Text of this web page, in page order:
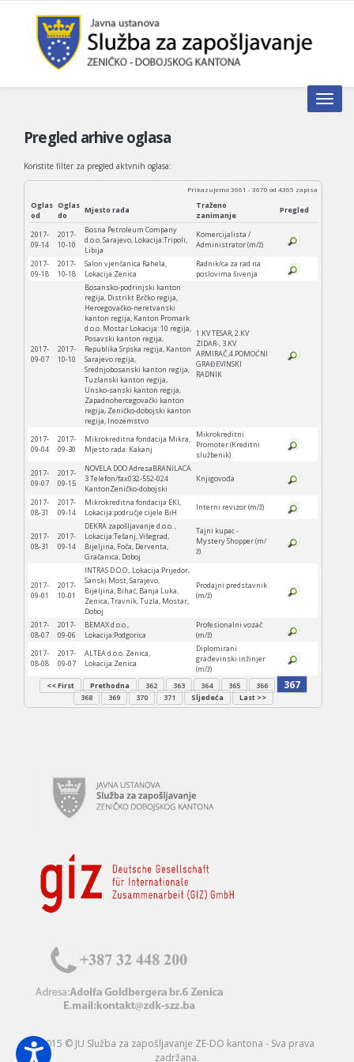
Toggle
Pregled arhive oglasa
Koristite filter za pregled aktvnih oglasa:
Prikazujemo 3661 - 3670 od 4365 zapisa
Oglas
od
Oglas
do
Mjesto rada
Traženo
zanimanje
Pregled
2017-
09-14
2017-
10-10
Bosna Petroleum Company
d.o.o. Sarajevo, Lokacija:Tripoli,
Libija
Komercijalista /
Administrator (m/ž)
2017-
09-18
2017-
10-18
Salon vjenčanica Rahela,
Lokacija:Zenica
Radnik/ca za rad na
poslovima šivenja
2017-
09-07
2017-
10-10
Bosansko-podrinjski kanton
regija, Distrikt Brčko regija,
Hercegovačko-neretvanski
kanton regija, Kanton Promark
d.o.o. Mostar Lokacija: 10 regija,
Posavski kanton regija,
Republika Srpska regija, Kanton
Sarajevo regija,
Srednjobosanski kanton regija,
Tuzlanski kanton regija,
Unsko-sanski kanton regija,
Zapadnohercegovački kanton
regija, Zeničko-dobojski kanton
regija, Inozemstvo
1.KV TESAR, 2.KV
ZIDAR-, 3.KV
ARMIRAČ,4.POMOĆNI
GRAĐEVINSKI
RADNIK
2017-
09-04
2017-
09-30
Mikrokreditna fondacija Mikra,
Mjesto rada: Kakanj
Mikrokreditni
Promoter (Kreditni
službenik)
2017-
09-07
2017-
09-15
NOVELA DOO AdresaBRANILACA
3 Telefon/fax032-552-024
KantonZeničko-dobojski
Knjigovođa
2017-
08-31
2017-
09-14
Mikrokreditna fondacija EKI,
Lokacija:područje cijele BiH
Interni revizor (m/ž)
2017-
08-31
2017-
09-14
DEKRA zapošljavanje d.o.o. ,
Lokacija:Tešanj, Višegrad,
Bijeljina, Foča, Derventa,
Gračanica, Doboj
Tajni kupac -
Mystery Shopper (m/
ž)
2017-
09-01
2017-
10-01
INTRAS D.O.O., Lokacija:Prijedor,
Sanski Most, Sarajevo,
Bijeljina, Bihać, Banja Luka,
Zenica, Travnik, Tuzla, Mostar,
Doboj
Prodajni predstavnik
(m/ž)
2017-
08-07
2017-
09-06
BEMAX d.o.o.,
Lokacija:Podgorica
Profesionalni vozač
(m/ž)
2017-
08-08
2017-
09-07
ALTEA d.o.o. Zenica,
Lokacija:Zenica
Diplomirani
građevinski inžinjer
(m/ž)
<< First
Prethodna 362 363 364 365 366 367
368 369 370 371 Sljedeća Last >>
2015 © JU Služba za zapošljavanje ZE-DO kantona - Sva prava
zadržana.